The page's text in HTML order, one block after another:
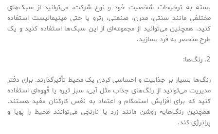
بسته به ترجیحات شخصیت خود و نوع شرکت، می‌توانید از سبک‌های
مختلفی مانند سنتی، مدرن، صنعتی، رترو یا حتی مینیمالیست استفاده
کنید. همچنین می‌توانید از مجموعه‌ای از این سبک‌ها استفاده کنید و یک
طرح منحصر به فرد بسازید.
رنگ‌ها:
رنگ‌ها بسیار بر جذابیت و احساسی کردن یک محیط تأثیرگذارند. برای دفتر
مدیریت می‌توانید از رنگ‌های جذاب مثل آبی، سبز تیره یا قهوه‌ای استفاده
کنید که برای افزایش استحکام و اعتماد به نفس کارکنان مفید هستند.
همچنین رنگ‌هایه روشن مانند زرد یا نارنجی می‌توانند محیط را پویا و
پرانرژی کند.